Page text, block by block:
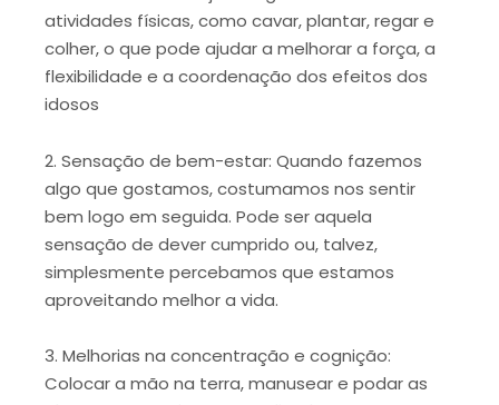
atividades físicas, como cavar, plantar, regar e
colher, o que pode ajudar a melhorar a força, a
flexibilidade e a coordenação dos efeitos dos
idosos
2. Sensação de bem-estar: Quando fazemos
algo que gostamos, costumamos nos sentir
bem logo em seguida. Pode ser aquela
sensação de dever cumprido ou, talvez,
simplesmente percebamos que estamos
aproveitando melhor a vida.
3. Melhorias na concentração e cognição:
Colocar a mão na terra, manusear e podar as